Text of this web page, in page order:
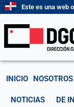
contenido
Este es una web
INICIO NOSOTROS
NOTICIAS DE